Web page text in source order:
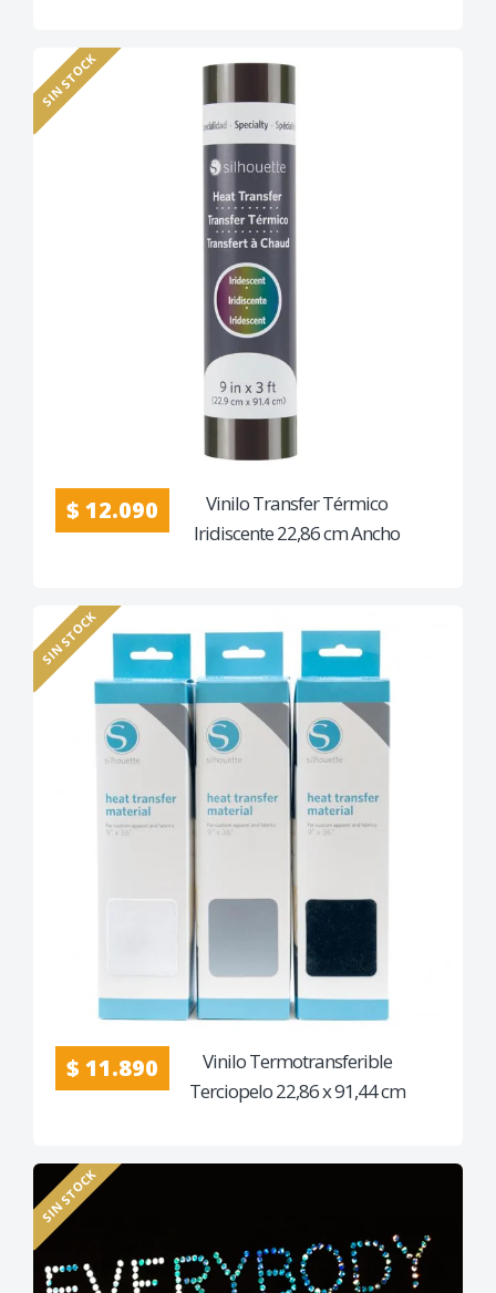
SIN STOCK
$ 12.090
Vinilo Transfer Térmico
Iridiscente 22,86 cm Ancho
SIN STOCK
$ 11.890
Vinilo Termotransferible
Terciopelo 22,86 x 91,44 cm
SIN STOCK